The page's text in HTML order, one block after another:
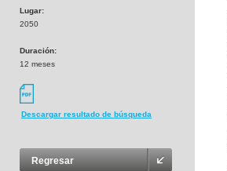
Lugar:
2050
Duración:
12 meses
Descargar resultado de búsqueda
Regresar